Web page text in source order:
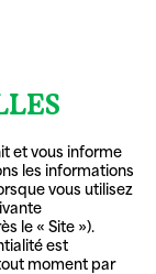
et vous informe
les informations
vous utilisez
le « Site »).
est
moment par